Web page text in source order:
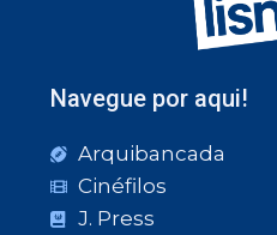
Navegue por aqui!
Arquibancada
Cinéfilos
J. Press